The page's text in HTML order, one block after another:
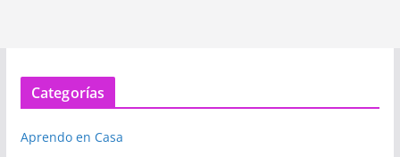
Categorías
Aprendo en Casa